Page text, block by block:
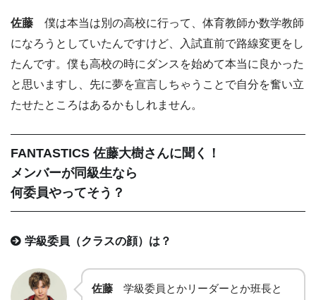
佐藤 僕は本当は別の高校に行って、体育教師か数学教師
になろうとしていたんですけど、入試直前で路線変更をし
たんです。僕も高校の時にダンスを始めて本当に良かった
と思いますし、先に夢を宣言しちゃうことで自分を奮い立
たせたところはあるかもしれません。
FANTASTICS 佐藤大樹さんに聞く！
メンバーが同級生なら
何委員やってそう？
学級委員（クラスの顔）は？
佐藤 学級委員とかリーダーとか班長と